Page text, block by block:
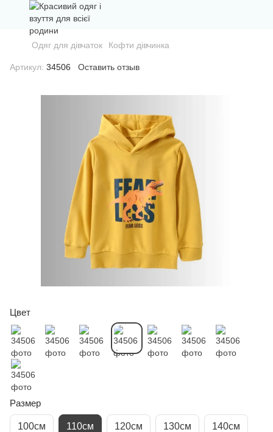
Одяг для дівчаток Кофти дівчинка
Артикул: 34506 Оставить отзыв
Цвет
Размер
100см 110см 120см 130см 140см